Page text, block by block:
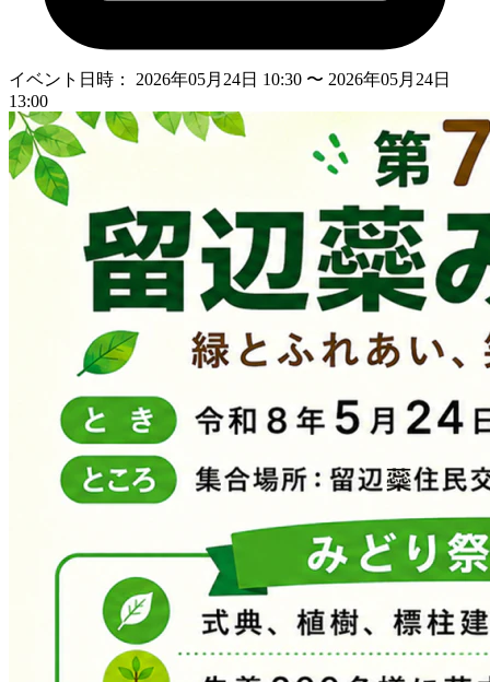
イベント日時： 2026年05月24日 10:30 〜 2026年05月24日
13:00